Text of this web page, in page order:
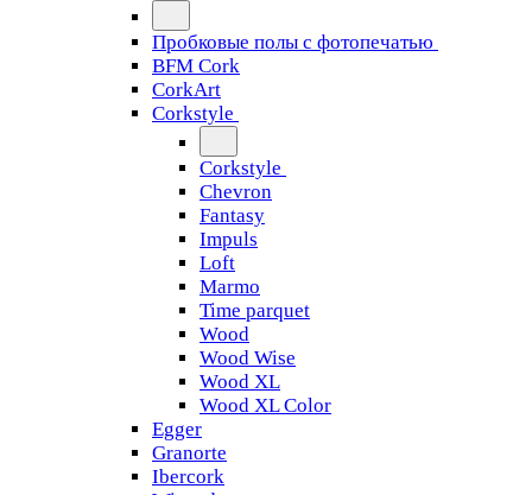
Пробковые полы с фотопечатью
BFM Cork
CorkArt
Corkstyle
Corkstyle
Chevron
Fantasy
Impuls
Loft
Marmo
Time parquet
Wood
Wood Wise
Wood XL
Wood XL Color
Egger
Granorte
Ibercork